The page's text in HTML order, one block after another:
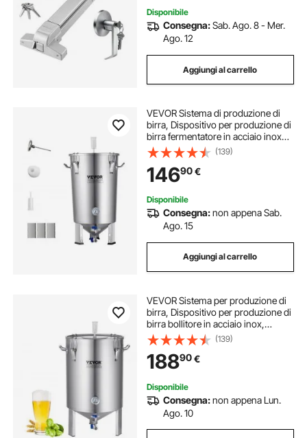
Disponibile
Consegna:Sab. Ago. 8 - Mer.
Ago. 12
Aggiungi al carrello
VEVOR Sistema di produzione di
birra, Dispositivo per produzione di
birra fermentatore in acciaio inox
capienza 30 L, Fermentatore a
secchio per birra, Accessori per
produzione di birra
(139)
14690€
Disponibile
Consegna:non appena Sab.
Ago. 15
Aggiungi al carrello
VEVOR Sistema per produzione di
birra, Dispositivo per produzione di
birra bollitore in acciaio inox,
Fermentatore per birra da 60 L,
Fermentatore a secchio per
preparazione birra
(139)
18890€
Disponibile
Consegna:non appena Lun.
Ago. 10